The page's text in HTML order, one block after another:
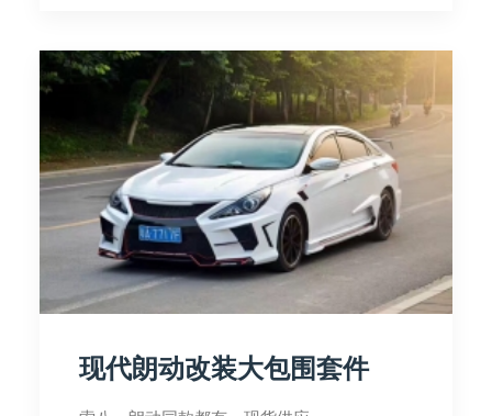
现代朗动改装大包围套件